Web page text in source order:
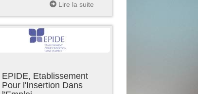
Lire la suite
EPIDE, Etablissement
Pour l'Insertion Dans